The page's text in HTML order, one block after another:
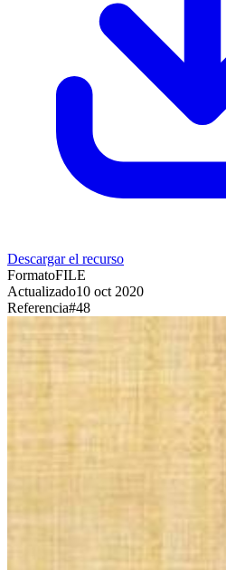
Descargar el recurso
FormatoFILE
Actualizado10 oct 2020
Referencia#48